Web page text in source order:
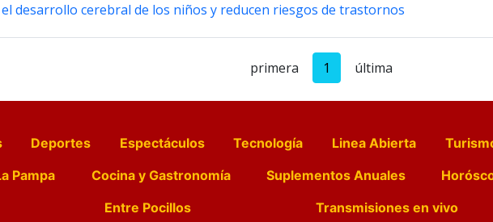
desarrollo cerebral de los niños y reducen riesgos de trastornos
primera 1 última
Deportes Espectáculos Tecnología Linea Abierta
Pampa Cocina y Gastronomía Suplementos Anuales
Entre Pocillos Transmisiones en vivo